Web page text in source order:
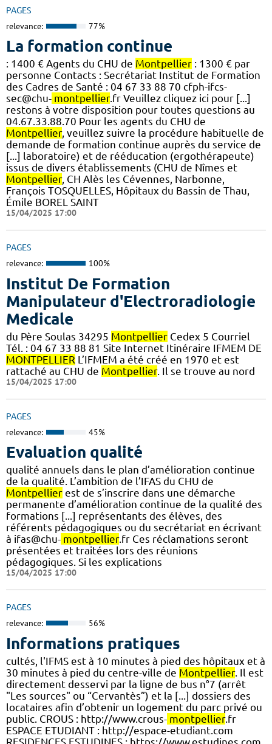
PAGES
relevance: 77%
La formation continue
: 1400 € Agents du CHU de Montpellier : 1300 € par
personne Contacts : Secrétariat Institut de Formation
des Cadres de Santé : 04 67 33 88 70 cfph-ifcs-
sec@chu- montpellier.fr Veuillez cliquez ici pour [...]
restons à votre disposition pour toutes questions au
04.67.33.88.70 Pour les agents du CHU de
Montpellier, veuillez suivre la procédure habituelle de
demande de formation continue auprès du service de
[...] laboratoire) et de rééducation (ergothérapeute)
issus de divers établissements (CHU de Nîmes et
Montpellier, CH Alès les Cévennes, Narbonne,
François TOSQUELLES, Hôpitaux du Bassin de Thau,
Émile BOREL SAINT
15/04/2025 17:00
PAGES
relevance: 100%
Institut De Formation
Manipulateur d'Electroradiologie
Medicale
du Père Soulas 34295 Montpellier Cedex 5 Courriel
Tél. : 04 67 33 88 81 Site Internet Itinéraire IFMEM DE
MONTPELLIER L’IFMEM a été créé en 1970 et est
rattaché au CHU de Montpellier. Il se trouve au nord
15/04/2025 17:00
PAGES
relevance: 45%
Evaluation qualité
qualité annuels dans le plan d’amélioration continue
de la qualité. L’ambition de l’IFAS du CHU de
Montpellier est de s’inscrire dans une démarche
permanente d’amélioration continue de la qualité des
formations [...] représentants des élèves, des
référents pédagogiques ou du secrétariat en écrivant
à ifas@chu- montpellier.fr Ces réclamations seront
présentées et traitées lors des réunions
pédagogiques. Si les explications
15/04/2025 17:00
PAGES
relevance: 56%
Informations pratiques
cultés, l'IFMS est à 10 minutes à pied des hôpitaux et à
30 minutes à pied du centre-ville de Montpellier. Il est
directement desservi par la ligne de bus n°7 (arrêt
"Les sources" ou “Cervantès”) et la [...] dossiers des
locataires afin d’obtenir un logement du parc privé ou
public. CROUS : http://www.crous- montpellier.fr
ESPACE ETUDIANT : http://espace-etudiant.com